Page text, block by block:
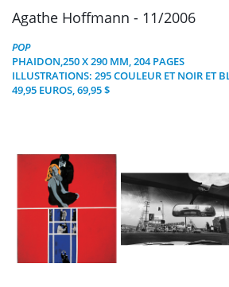
Agathe Hoffmann - 11/2006
POP
PHAIDON,250 X 290 MM, 204 PAGES
ILLUSTRATIONS: 295 COULEUR ET NOIR ET
49,95 EUROS, 69,95 $